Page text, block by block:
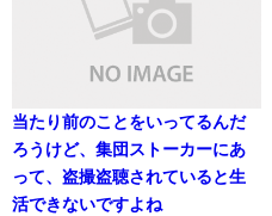
当たり前のことをいってるんだ
ろうけど、集団ストーカーにあ
って、盗撮盗聴されていると生
活できないですよね